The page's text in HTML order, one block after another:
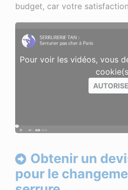
budget, car votre
Pour voir les vidéos, vous
Obtenir un
pour le